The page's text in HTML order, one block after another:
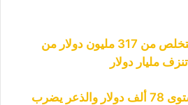
صندوق “BlackRock” يتخلص من 317 مليون دولار من
سعر البيتكوين يكسر مستوى 78 ألف دولار والذعر يضرب